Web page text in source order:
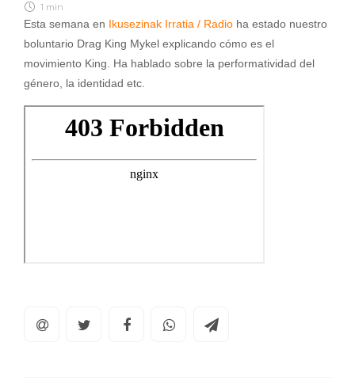
1 min
Esta semana en Ikusezinak Irratia / Radio ha estado nuestro
boluntario Drag King Mykel explicando cómo es el
movimiento King. Ha hablado sobre la performatividad del
género, la identidad etc.